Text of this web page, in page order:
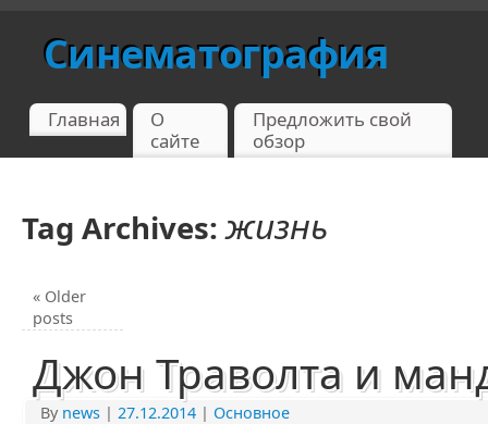
Синематография
Главная
О
сайте
Предложить свой
обзор
Tag Archives:жизнь
« Older
posts
Джон Траволта и
By news | 27.12.2014 | Основное